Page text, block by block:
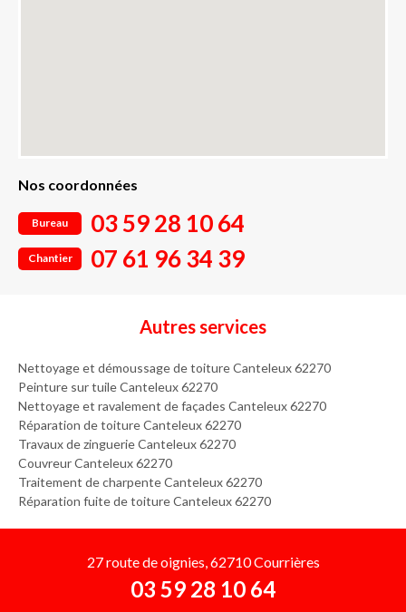
Nos coordonnées
Bureau 03 59 28 10 64
Chantier 07 61 96 34 39
Autres services
Nettoyage et démoussage de toiture Canteleux 62270
Peinture sur tuile Canteleux 62270
Nettoyage et ravalement de façades Canteleux 62270
Réparation de toiture Canteleux 62270
Travaux de zinguerie Canteleux 62270
Couvreur Canteleux 62270
Traitement de charpente Canteleux 62270
Réparation fuite de toiture Canteleux 62270
27 route de oignies, 62710 Courrières
03 59 28 10 64